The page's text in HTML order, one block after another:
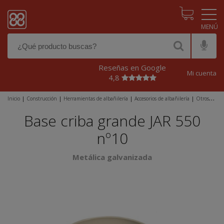
Reseñas en Google
4,8
Mi cuenta
Inicio | Construcción | Herramientas de albañilería | Accesorios de albañilería | Otros
Base criba grande JAR 550
nº10
Metálica galvanizada